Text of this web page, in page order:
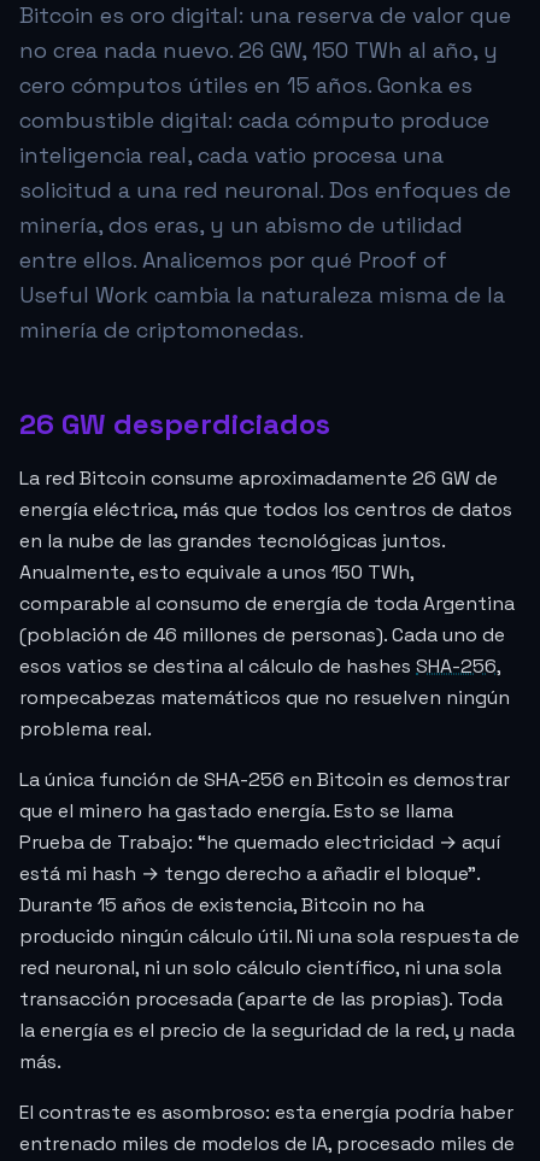
Bitcoin es oro digital: una reserva de valor que
no crea nada nuevo. 26 GW, 150 TWh al año, y
cero cómputos útiles en 15 años. Gonka es
combustible digital: cada cómputo produce
inteligencia real, cada vatio procesa una
solicitud a una red neuronal. Dos enfoques de
minería, dos eras, y un abismo de utilidad
entre ellos. Analicemos por qué Proof of
Useful Work cambia la naturaleza misma de la
minería de criptomonedas.
26 GW desperdiciados
La red Bitcoin consume aproximadamente 26 GW de
energía eléctrica, más que todos los centros de datos
en la nube de las grandes tecnológicas juntos.
Anualmente, esto equivale a unos 150 TWh,
comparable al consumo de energía de toda Argentina
(población de 46 millones de personas). Cada uno de
esos vatios se destina al cálculo de hashes SHA-256,
rompecabezas matemáticos que no resuelven ningún
problema real.
La única función de SHA-256 en Bitcoin es demostrar
que el minero ha gastado energía. Esto se llama
Prueba de Trabajo: “he quemado electricidad → aquí
está mi hash → tengo derecho a añadir el bloque”.
Durante 15 años de existencia, Bitcoin no ha
producido ningún cálculo útil. Ni una sola respuesta de
red neuronal, ni un solo cálculo científico, ni una sola
transacción procesada (aparte de las propias). Toda
la energía es el precio de la seguridad de la red, y nada
más.
El contraste es asombroso: esta energía podría haber
entrenado miles de modelos de IA, procesado miles de